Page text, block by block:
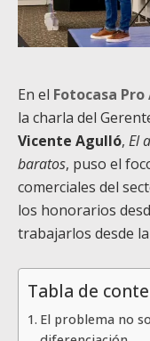
En el Fotocasa Pro
la charla del
Vicente Agulló, El
baratos, puso el
comerciales del
los honorarios
trabajarlos desde
Tabla de
El problema no